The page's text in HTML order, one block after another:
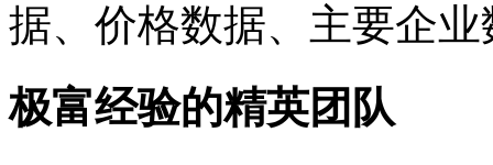
据、价格数据、主要企业
极富经验的精英团队